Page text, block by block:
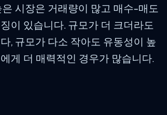
시장은 거래량이 많고 매수-매도
이 있습니다. 규모가 더 크더라도
, 규모가 다소 작아도 유동성이 높
게 더 매력적인 경우가 많습니다.